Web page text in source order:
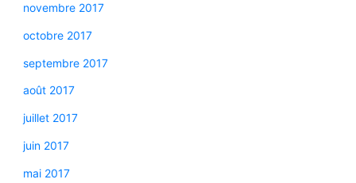
novembre 2017
octobre 2017
septembre 2017
août 2017
juillet 2017
juin 2017
mai 2017